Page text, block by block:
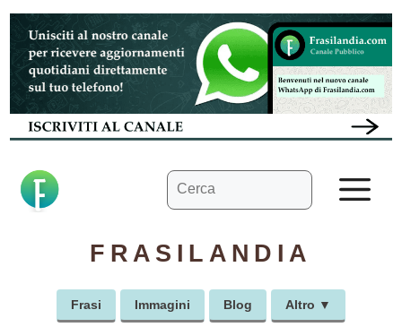
Vai
contenuto
Ricerca
per:
FRASILANDIA
Frasi Immagini Blog Altro ▼